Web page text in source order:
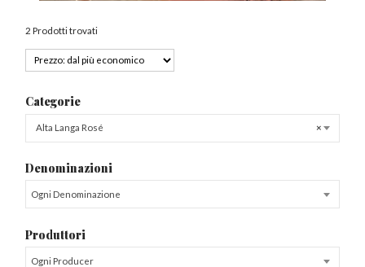
2 Prodotti trovati
Categorie
×
Alta Langa Rosé
Denominazioni
Ogni Denominazione
Produttori
Ogni Producer